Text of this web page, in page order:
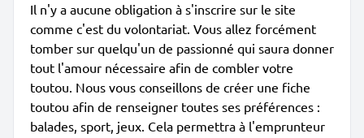
Il n'y a aucune obligation à s'inscrire sur le site
comme c'est du volontariat. Vous allez forcément
tomber sur quelqu'un de passionné qui saura donner
tout l'amour nécessaire afin de combler votre
toutou. Nous vous conseillons de créer une fiche
toutou afin de renseigner toutes ses préférences :
balades, sport, jeux. Cela permettra à l'emprunteur